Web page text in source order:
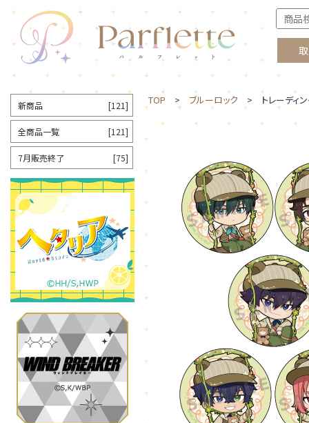
TOP > ブルーロック > トレーディン
新商品 [121]
全商品一覧 [121]
7月販売終了 [75]